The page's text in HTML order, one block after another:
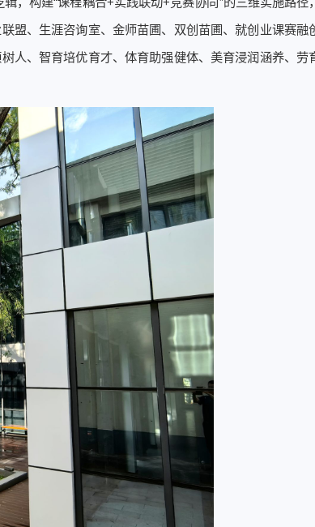
、生涯咨询室、金师苗圃、双创苗圃、就创业课赛融
人、智育培优育才、体育助强健体、美育浸润涵养、劳